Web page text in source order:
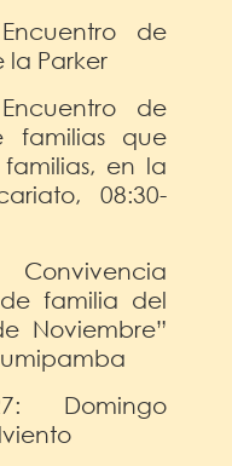
de
la Parker
de
familias que
en la
08:30-
familia del
Noviembre”
Domingo